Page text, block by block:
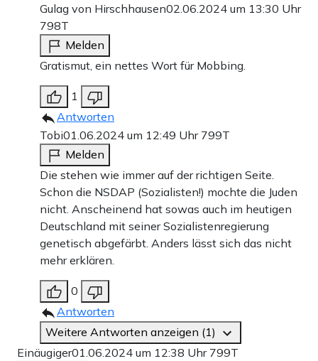
Gulag von Hirschhausen02.06.2024 um 13:30 Uhr
798T
Melden
Gratismut, ein nettes Wort für Mobbing.
1
Antworten
Tobi01.06.2024 um 12:49 Uhr 799T
Melden
Die stehen wie immer auf der richtigen Seite.
Schon die NSDAP (Sozialisten!) mochte die Juden
nicht. Anscheinend hat sowas auch im heutigen
Deutschland mit seiner Sozialistenregierung
genetisch abgefärbt. Anders lässt sich das nicht
mehr erklären.
0
Antworten
Weitere Antworten anzeigen (1)
Einäugiger01.06.2024 um 12:38 Uhr 799T